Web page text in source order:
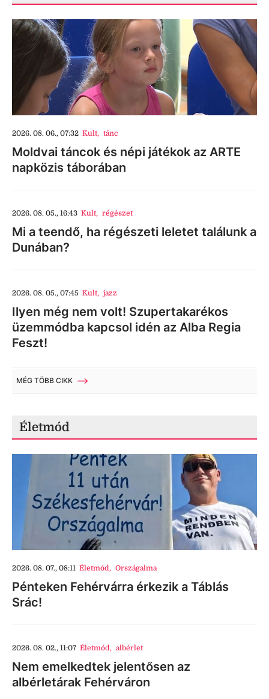
2026. 08. 06., 07:32 Kult, tánc
Moldvai táncok és népi játékok az ARTE
napközis táborában
2026. 08. 05., 16:43 Kult, régészet
Mi a teendő, ha régészeti leletet találunk a
Dunában?
2026. 08. 05., 07:45 Kult, jazz
Ilyen még nem volt! Szupertakarékos
üzemmódba kapcsol idén az Alba Regia
Feszt!
MÉG TÖBB CIKK
Életmód
2026. 08. 07., 08:11 Életmód, Országalma
Pénteken Fehérvárra érkezik a Táblás
Srác!
2026. 08. 02., 11:07 Életmód, albérlet
Nem emelkedtek jelentősen az
albérletárak Fehérváron